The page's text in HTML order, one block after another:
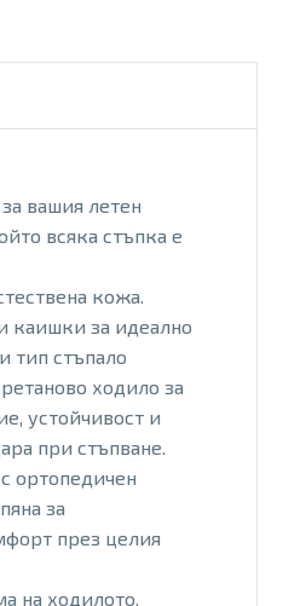
вашия летен
всяка стъпка е
кожа.
каишки за идеално
тип стъпало
ходило за
устойчивост и
при стъпване.
ортопедичен
за
през целия
на ходилото,